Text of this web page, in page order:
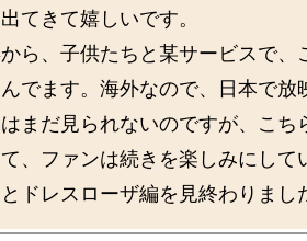
てきて嬉しいです。
ら、子供たちと某サービスで、
でます。海外なので、日本で放
まだ見られないのですが、こち
、ファンは続きを楽しみにして